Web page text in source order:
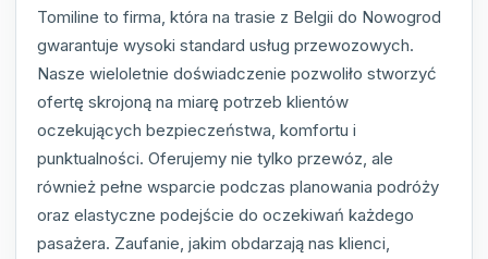
Tomiline to firma, która na trasie z Belgii do Nowogrod
gwarantuje wysoki standard usług przewozowych.
Nasze wieloletnie doświadczenie pozwoliło stworzyć
ofertę skrojoną na miarę potrzeb klientów
oczekujących bezpieczeństwa, komfortu i
punktualności. Oferujemy nie tylko przewóz, ale
również pełne wsparcie podczas planowania podróży
oraz elastyczne podejście do oczekiwań każdego
pasażera. Zaufanie, jakim obdarzają nas klienci,